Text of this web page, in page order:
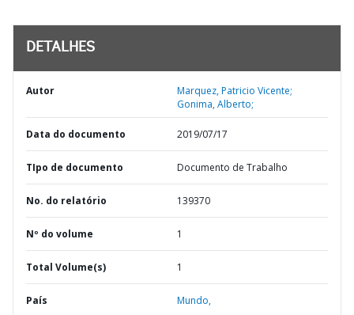
DETALHES
Autor
Marquez, Patricio Vicente;
Gonima, Alberto;
Data do documento 2019/07/17
TIpo de documento Documento de Trabalho
No. do relatório 139370
Nº do volume 1
Total Volume(s) 1
País Mundo,